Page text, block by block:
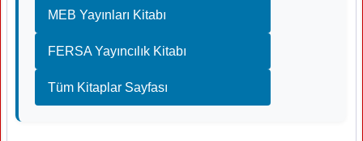
MEB Yayınları Kitabı
FERSA Yayıncılık Kitabı
Tüm Kitaplar Sayfası